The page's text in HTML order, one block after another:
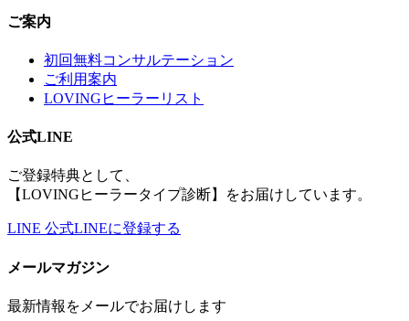
ご案内
初回無料コンサルテーション
ご利用案内
LOVINGヒーラーリスト
公式LINE
ご登録特典として、
【LOVINGヒーラータイプ診断】をお届けしています。
LINE 公式LINEに登録する
メールマガジン
最新情報をメールでお届けします